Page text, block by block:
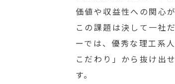
価値や収益性への関心
この課題は決して一社
ーでは、優秀な理工系
こだわり」から抜け出
す。